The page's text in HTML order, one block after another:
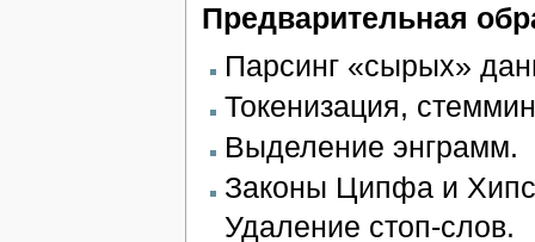
Предварительная
Парсинг «сырых»
Токенизация,
Выделение энграмм.
Законы Ципфа и
Удаление стоп-слов.